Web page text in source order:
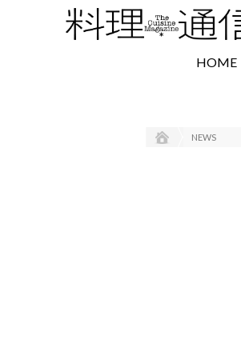
HOME
NEWS